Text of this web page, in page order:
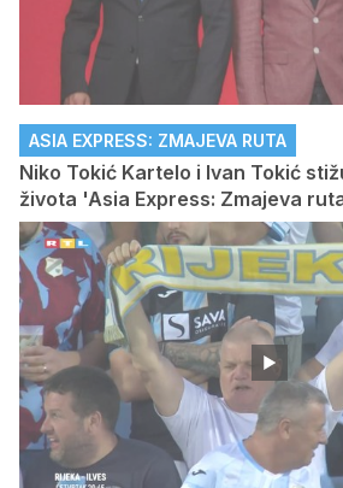
ASIA EXPRESS: ZMAJEVA RUTA
Niko Tokić Kartelo i Ivan Tokić
života 'Asia Express: Zmajeva